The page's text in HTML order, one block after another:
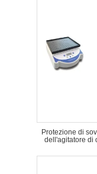
Protezione di
dell'agitatore di